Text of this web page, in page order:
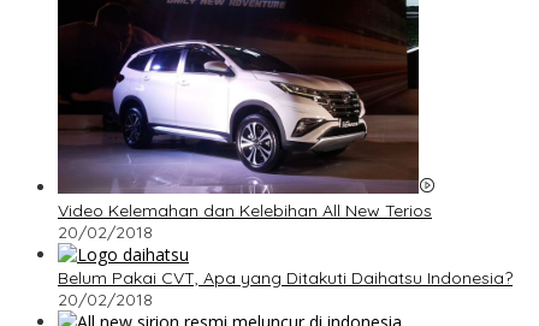
Video Kelemahan dan Kelebihan All New Terios
20/02/2018
Belum Pakai CVT, Apa yang Ditakuti Daihatsu Indonesia?
20/02/2018